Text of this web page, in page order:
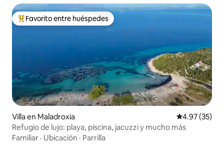
Favorito entre huéspedes preferido
Favorito entre huéspedes
Villa en Maladroxia Calificación
4.97 (35)
Refugio de lujo: playa, piscina, jacuzzi y mucho más
Familiar · Ubicación · Parrilla